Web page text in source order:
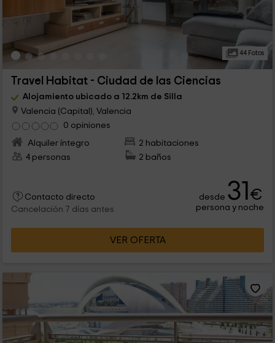
44 Fotos
Travel Habitat - Ciudad de las Ciencias
Alojamiento ubicado a 12.2km de Silla
Valencia (Capital), Valencia
0 opiniones
Alquiler íntegro
2 habitaciones
4 personas
2 baños
Contacto directo
Cancelación 7 días antes
desde 31€
persona y noche
VER OFERTA